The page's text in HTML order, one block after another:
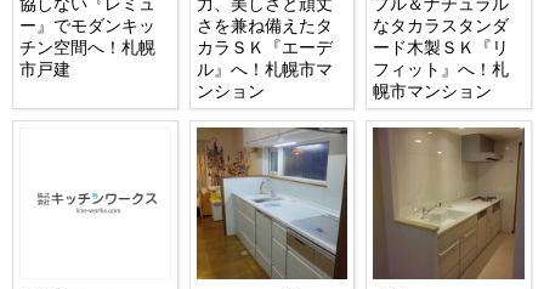
ー』でモダンキッ
チン空間へ！札幌
市戸建
さを兼ね備えたタ
カラＳＫ『エーデ
ル』へ！札幌市マ
ンション
なタカラスタンダ
ード木製ＳＫ『リ
フィット』へ！札
幌市マンション